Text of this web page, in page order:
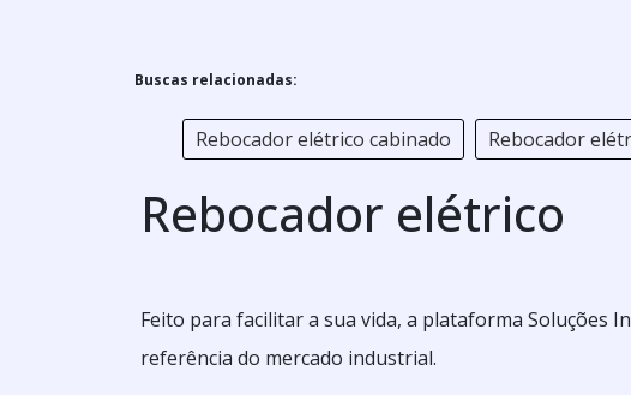
Buscas relacionadas:
Rebocador elétrico cabinado Rebocador
Rebocador elétrico
Feito para facilitar a sua vida, a plataforma Soluções
referência do mercado industrial.